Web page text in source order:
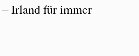
Irland für immer